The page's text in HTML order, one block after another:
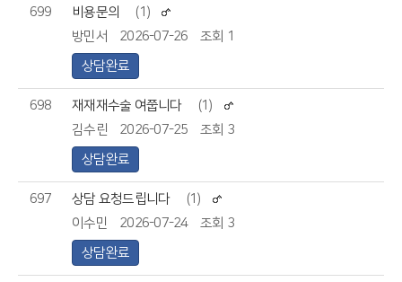
699 비용문의
(1)
방민서
2026-07-26
조회 1
상담완료
698 재재재수술 여쭙니다
(1)
김수린
2026-07-25
조회 3
상담완료
697 상담 요청드립니다
(1)
이수민
2026-07-24
조회 3
상담완료